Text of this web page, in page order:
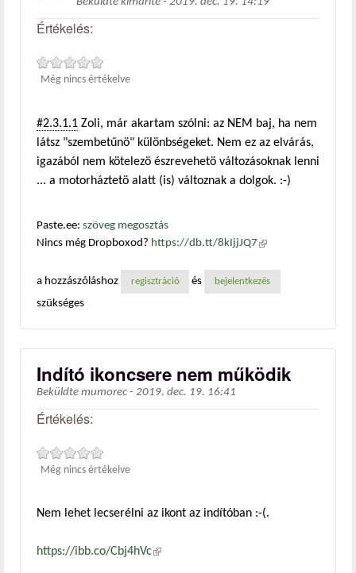
Értékelés:
Még nincs értékelve
#2.3.1.1 Zoli, már akartam szólni: az NEM baj, ha nem
látsz "szembetűnö" különbségeket. Nem ez az elvárás,
igazából nem kötelezö észrevehetö változásoknak lenni
... a motorháztetö alatt (is) változnak a dolgok. :-)
Paste.ee: szöveg megosztás
Nincs még Dropboxod? https://db.tt/8kIjjJQ7 (külső
a hozzászóláshoz
regisztráció és bejelentkezés
szükséges
Indító ikoncsere nem működik
Beküldte mumorec - 2019. dec. 19. 16:41
Értékelés:
Még nincs értékelve
Nem lehet lecserélni az ikont az indítóban :-(.
https://ibb.co/Cbj4hVc(külső hivatkozás)